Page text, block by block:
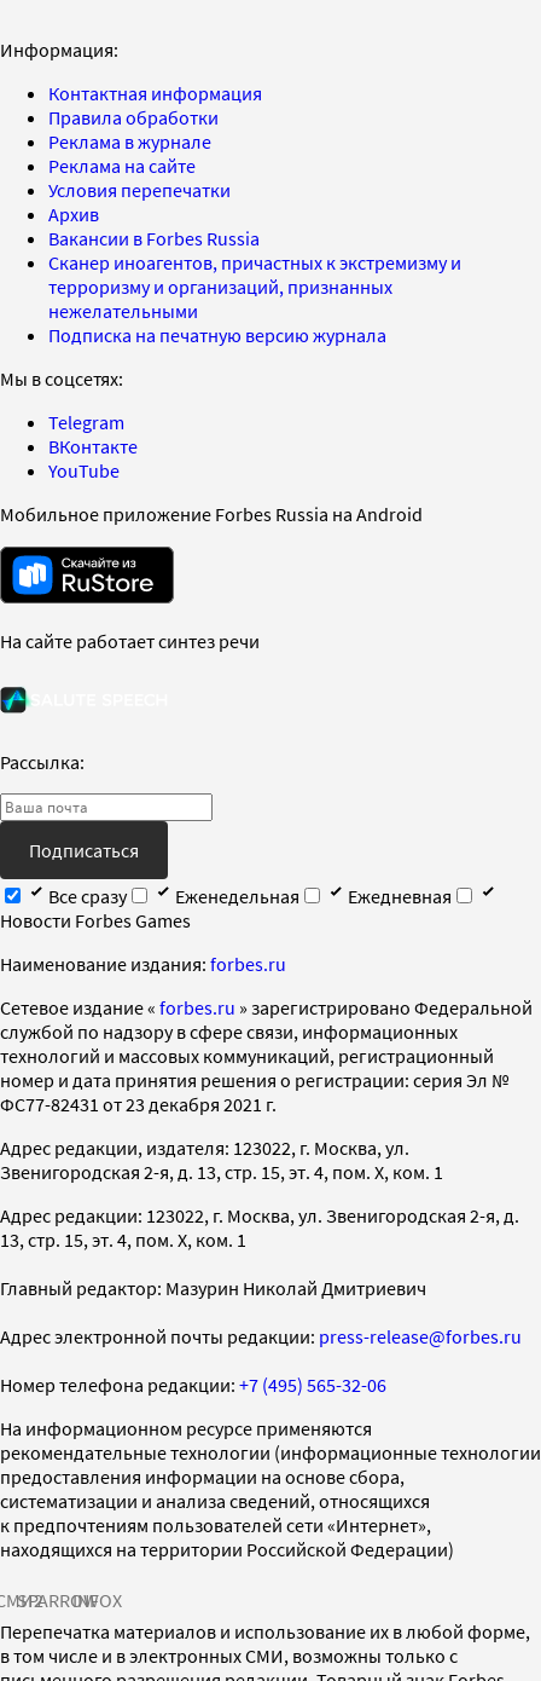
Информация:
Контактная информация
Правила обработки
Реклама в журнале
Реклама на сайте
Условия перепечатки
Архив
Вакансии в Forbes Russia
Сканер иноагентов, причастных к экстремизму и
терроризму и организаций, признанных
нежелательными
Подписка на печатную версию журнала
Мы в соцсетях:
Telegram
ВКонтакте
YouTube
Мобильное приложение Forbes Russia на Android
На сайте работает синтез речи
Рассылка:
Подписаться
Все сразу
Еженедельная
Ежедневная
Новости Forbes Games
Наименование издания: forbes.ru
Cетевое издание « forbes.ru » зарегистрировано Федеральной
службой по надзору в сфере связи, информационных
технологий и массовых коммуникаций, регистрационный
номер и дата принятия решения о регистрации: серия Эл №
ФС77-82431 от 23 декабря 2021 г.
Адрес редакции, издателя: 123022, г. Москва, ул.
Звенигородская 2-я, д. 13, стр. 15, эт. 4, пом. X, ком. 1
Адрес редакции: 123022, г. Москва, ул. Звенигородская 2-я, д.
13, стр. 15, эт. 4, пом. X, ком. 1
Главный редактор: Мазурин Николай Дмитриевич
Адрес электронной почты редакции: press-release@forbes.ru
Номер телефона редакции: +7 (495) 565-32-06
На информационном ресурсе применяются
рекомендательные технологии (информационные технологии
предоставления информации на основе сбора,
систематизации и анализа сведений, относящихся
к предпочтениям пользователей сети «Интернет»,
находящихся на территории Российской Федерации)
SPARROWINFOX
Перепечатка материалов и использование их в любой форме,
в том числе и в электронных СМИ, возможны только с